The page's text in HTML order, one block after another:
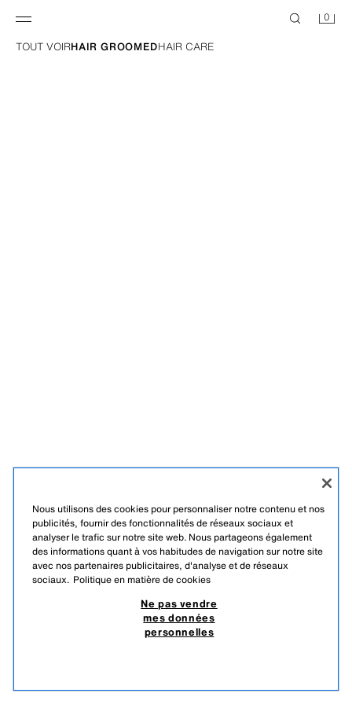
0
TOUT VOIRHAIR GROOMEDHAIR CARE
Nous utilisons des cookies pour personnaliser notre contenu et nos
publicités, fournir des fonctionnalités de réseaux sociaux et
analyser le trafic sur notre site web. Nous partageons également
des informations quant à vos habitudes de navigation sur notre site
avec nos partenaires publicitaires, d'analyse et de réseaux
sociaux. Politique en matière de cookies
Ne pas vendre
mes données
personnelles